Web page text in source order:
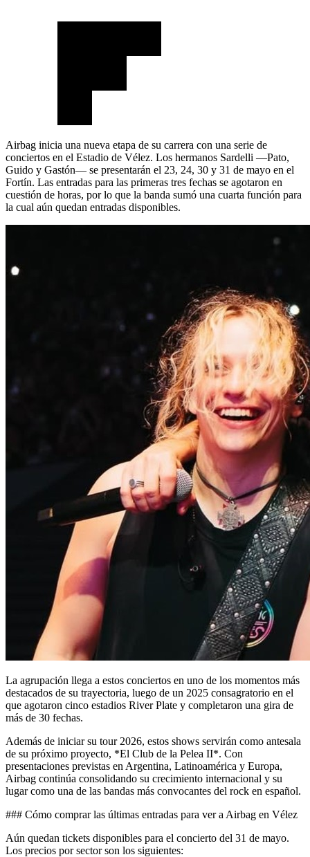
Airbag inicia una nueva etapa de su carrera con una serie de
conciertos en el Estadio de Vélez. Los hermanos Sardelli —Pato,
Guido y Gastón— se presentarán el 23, 24, 30 y 31 de mayo en el
Fortín. Las entradas para las primeras tres fechas se agotaron en
cuestión de horas, por lo que la banda sumó una cuarta función para
la cual aún quedan entradas disponibles.
La agrupación llega a estos conciertos en uno de los momentos más
destacados de su trayectoria, luego de un 2025 consagratorio en el
que agotaron cinco estadios River Plate y completaron una gira de
más de 30 fechas.
Además de iniciar su tour 2026, estos shows servirán como antesala
de su próximo proyecto, *El Club de la Pelea II*. Con
presentaciones previstas en Argentina, Latinoamérica y Europa,
Airbag continúa consolidando su crecimiento internacional y su
lugar como una de las bandas más convocantes del rock en español.
### Cómo comprar las últimas entradas para ver a Airbag en Vélez
Aún quedan tickets disponibles para el concierto del 31 de mayo.
Los precios por sector son los siguientes: